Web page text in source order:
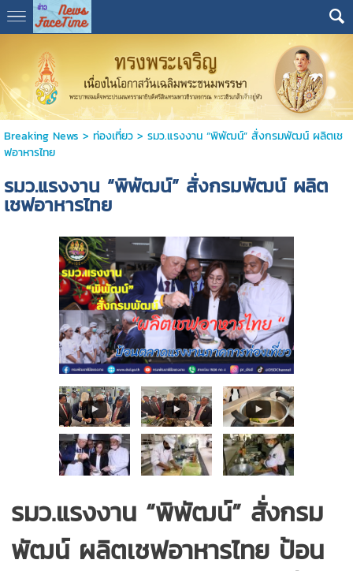
Breaking News > ท่องเที่ยว> รมว.แรงงาน “พิพัฒน์” สั่งกรมพัฒน์ ผลิตเช
ฟอาหารไทย
รมว.แรงงาน “พิพัฒน์” สั่งกรมพัฒน์ ผลิต
เชฟอาหารไทย
รมว.แรงงาน “พิพัฒน์” สั่งกรม
พัฒน์ ผลิตเชฟอาหารไทย ป้อน